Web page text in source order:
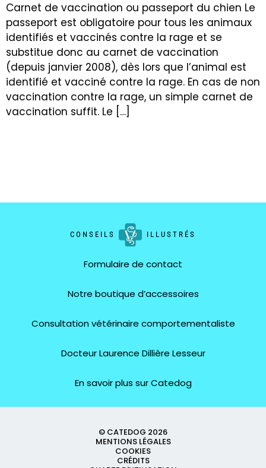
Carnet de vaccination ou passeport du chien Le
passeport est obligatoire pour tous les animaux
identifiés et vaccinés contre la rage et se
substitue donc au carnet de vaccination
(depuis janvier 2008), dès lors que l’animal est
identifié et vacciné contre la rage. En cas de non
vaccination contre la rage, un simple carnet de
vaccination suffit. Le […]
CONSEILS ILLUSTRÉS
Formulaire de contact
Notre boutique d’accessoires
Consultation vétérinaire comportementaliste
Docteur Laurence Dillière Lesseur
En savoir plus sur Catedog
© CATEDOG 2026
MENTIONS LÉGALES
COOKIES
CRÉDITS